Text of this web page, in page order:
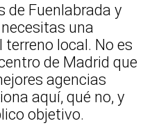
de Fuenlabrada y
una
local. No es
de Madrid que
agencias
aquí, qué no, y
objetivo.